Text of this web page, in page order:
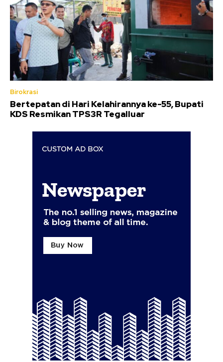
Birokrasi
Bertepatan di Hari Kelahirannya ke-55, Bupati
KDS Resmikan TPS3R Tegalluar